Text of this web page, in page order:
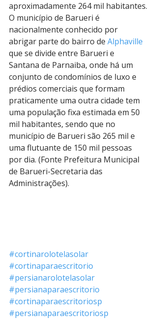
aproximadamente 264 mil habitantes.
O município de Barueri é
nacionalmente conhecido por
abrigar parte do bairro de Alphaville
que se divide entre Barueri e
Santana de Parnaiba, onde há um
conjunto de condomínios de luxo e
prédios comerciais que formam
praticamente uma outra cidade tem
uma população fixa estimada em 50
mil habitantes, sendo que no
município de Barueri são 265 mil e
uma flutuante de 150 mil pessoas
por dia. (Fonte Prefeitura Municipal
de Barueri-Secretaria das
Administrações).
#cortinarolotelasolar
#cortinaparaescritorio
#persianarolotelasolar
#persianaparaescritorio
#cortinaparaescritoriosp
#persianaparaescritoriosp